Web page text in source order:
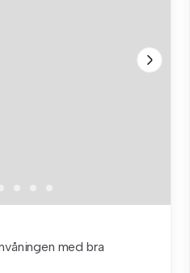
med bra